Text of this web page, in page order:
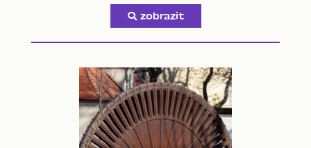
zobrazit